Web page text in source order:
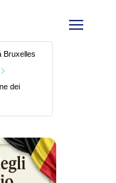
Bruxelles
dei